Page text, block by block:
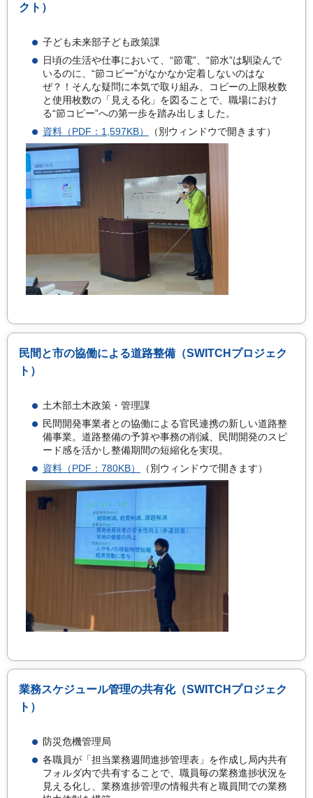
クト）
子ども未来部子ども政策課
日頃の生活や仕事において、“節電”、“節水”は馴染んで
いるのに、“節コピー”がなかなか定着しないのはな
ぜ？！そんな疑問に本気で取り組み、コピーの上限枚数
と使用枚数の「見える化」を図ることで、職場におけ
る“節コピー”への第一歩を踏み出しました。
資料（PDF：1,597KB）
（別ウィンドウで開きます）
民間と市の協働による道路整備（SWITCHプロジェク
ト）
土木部土木政策・管理課
民間開発事業者との協働による官民連携の新しい道路整
備事業。道路整備の予算や事務の削減、民間開発のスピ
ード感を活かし整備期間の短縮化を実現。
資料（PDF：780KB）
（別ウィンドウで開きます）
業務スケジュール管理の共有化（SWITCHプロジェク
ト）
防災危機管理局
各職員が「担当業務週間進捗管理表」を作成し局内共有
フォルダ内で共有することで、職員毎の業務進捗状況を
見える化し、業務進捗管理の情報共有と職員間での業務